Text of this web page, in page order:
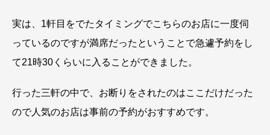
実は、1軒目をでたタイミングでこちらのお店に一度伺
っているのですが満席だったということで急遽予約をし
て21時30くらいに入ることができました。
行った三軒の中で、お断りをされたのはここだけだった
ので人気のお店は事前の予約がおすすめです。